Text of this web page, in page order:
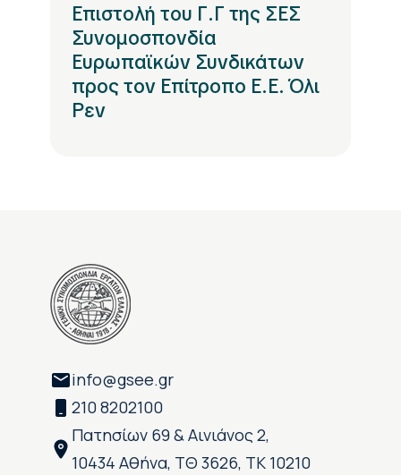
Επιστολή του Γ.Γ της ΣΕΣ
Συνομοσπονδία
Ευρωπαϊκών Συνδικάτων
προς τον Επίτροπο Ε.Ε. Όλι
Ρεν
info@gsee.gr
210 8202100
Πατησίων 69 & Αινιάνος 2,
10434 Αθήνα, ΤΘ 3626, ΤΚ 10210